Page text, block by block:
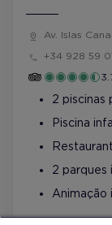
Av. Islas
+34 928 59
2 piscinas
Piscina
2 parques
Animação